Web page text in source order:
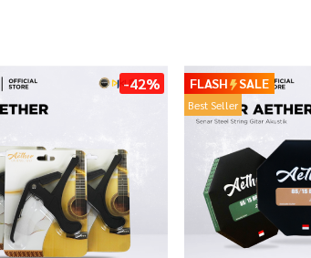
-42% FLASH SALE
Best Seller